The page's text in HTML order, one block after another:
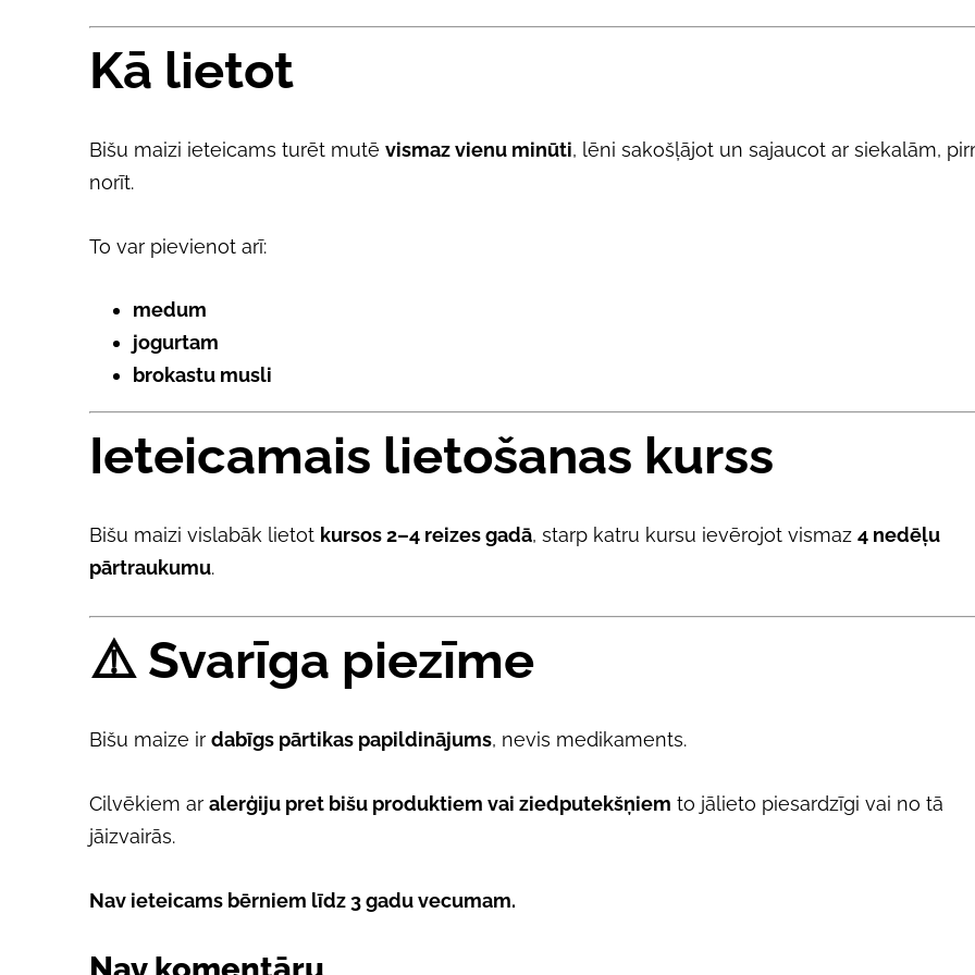
Kā lietot
Bišu maizi ieteicams turēt mutē vismaz vienu minūti, lēni sakošļājot un sajaucot ar siekalām,
norīt.
To var pievienot arī:
medum
jogurtam
brokastu musli
Ieteicamais lietošanas kurss
Bišu maizi vislabāk lietot kursos 2–4 reizes gadā, starp katru kursu ievērojot vismaz 4 nedēļu
pārtraukumu.
⚠️ Svarīga piezīme
Bišu maize ir dabīgs pārtikas papildinājums, nevis medikaments.
Cilvēkiem ar alerģiju pret bišu produktiem vai ziedputekšņiem to jālieto piesardzīgi vai no tā
jāizvairās.
Nav ieteicams bērniem līdz 3 gadu vecumam.